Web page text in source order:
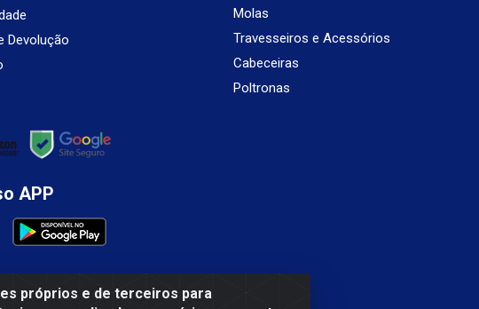
próprios e de terceiros para
Devolução
APP
Molas
Travesseiros e Acessórios
Cabeceiras
Poltronas